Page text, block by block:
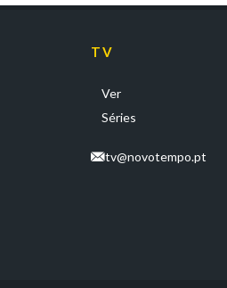
TV
Ver
Séries
tv@novotempo.pt